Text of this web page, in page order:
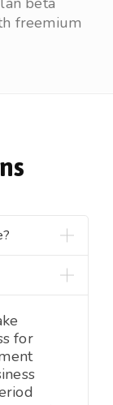
freemium
for